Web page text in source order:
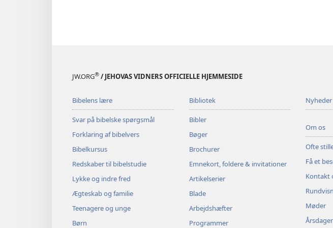
JW.ORG® / JEHOVAS VIDNERS OFFICIELLE HJEMMESIDE
Bibelens lære
Svar på bibelske spørgsmål
Forklaring af bibelvers
Bibelkursus
Redskaber til bibelstudie
Lykke og indre fred
Ægteskab og familie
Teenagere og unge
Børn
Bibliotek
Bibler
Bøger
Brochurer
Emnekort, foldere & invitationer
Artikelserier
Blade
Arbejdshæfter
Programmer
Nyheder
Om os
Ofte
Få et
Kontakt
Møder